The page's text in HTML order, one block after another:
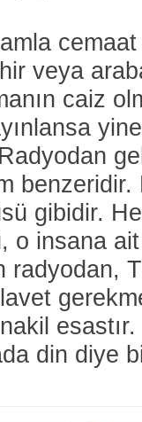
veya
caiz
benzeridir.
gibidir.
o insana
radyodan,
din diye